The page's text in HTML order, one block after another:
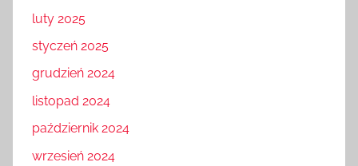
luty 2025
styczeń 2025
grudzień 2024
listopad 2024
październik 2024
wrzesień 2024